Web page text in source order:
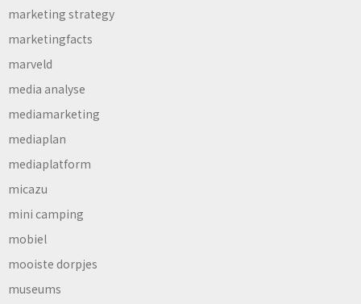
marketing strategy
marketingfacts
marveld
media analyse
mediamarketing
mediaplan
mediaplatform
micazu
mini camping
mobiel
mooiste dorpjes
museums